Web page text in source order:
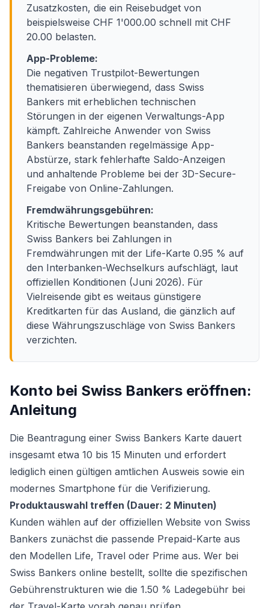
Zusatzkosten, die ein Reisebudget von
beispielsweise CHF 1'000.00 schnell mit CHF
20.00 belasten.
App-Probleme:
Die negativen Trustpilot-Bewertungen
thematisieren überwiegend, dass Swiss
Bankers mit erheblichen technischen
Störungen in der eigenen Verwaltungs-App
kämpft. Zahlreiche Anwender von Swiss
Bankers beanstanden regelmässige App-
Abstürze, stark fehlerhafte Saldo-Anzeigen
und anhaltende Probleme bei der 3D-Secure-
Freigabe von Online-Zahlungen.
Fremdwährungsgebühren:
Kritische Bewertungen beanstanden, dass
Swiss Bankers bei Zahlungen in
Fremdwährungen mit der Life-Karte 0.95 % auf
den Interbanken-Wechselkurs aufschlägt, laut
offiziellen Konditionen (Juni 2026). Für
Vielreisende gibt es weitaus günstigere
Kreditkarten für das Ausland, die gänzlich auf
diese Währungszuschläge von Swiss Bankers
verzichten.
Konto bei Swiss Bankers eröffnen:
Anleitung
Die Beantragung einer Swiss Bankers Karte dauert
insgesamt etwa 10 bis 15 Minuten und erfordert
lediglich einen gültigen amtlichen Ausweis sowie ein
modernes Smartphone für die Verifizierung.
Produktauswahl treffen (Dauer: 2 Minuten)
Kunden wählen auf der offiziellen Website von Swiss
Bankers zunächst die passende Prepaid-Karte aus
den Modellen Life, Travel oder Prime aus. Wer bei
Swiss Bankers online bestellt, sollte die spezifischen
Gebührenstrukturen wie die 1.50 % Ladegebühr bei